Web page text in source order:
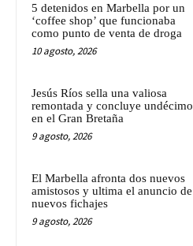
5 detenidos en Marbella por un
‘coffee shop’ que funcionaba
como punto de venta de droga
10 agosto, 2026
Jesús Ríos sella una valiosa
remontada y concluye undécimo
en el Gran Bretaña
9 agosto, 2026
El Marbella afronta dos nuevos
amistosos y ultima el anuncio de
nuevos fichajes
9 agosto, 2026